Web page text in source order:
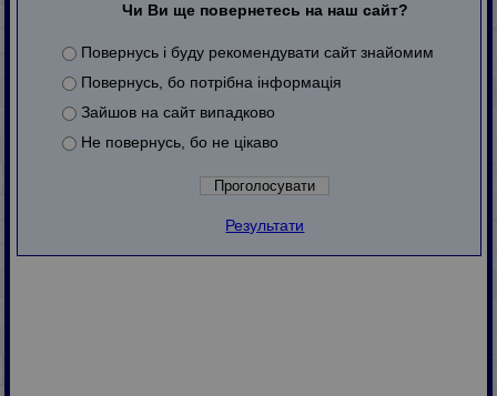
Чи Ви ще повернетесь на наш сайт?
Повернусь і буду рекомендувати сайт знайомим
Повернусь, бо потрібна інформація
Зайшов на сайт випадково
Не повернусь, бо не цікаво
Результати